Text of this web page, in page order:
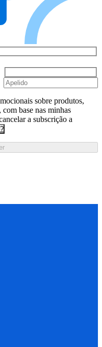
sobre produtos,
base nas minhas
a subscrição a